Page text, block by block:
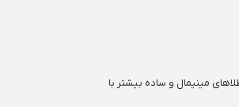
مینیمال و ساده بیشتر با